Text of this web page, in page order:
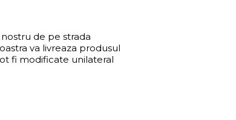
de pe strada
va livreaza produsul
fi modificate unilateral